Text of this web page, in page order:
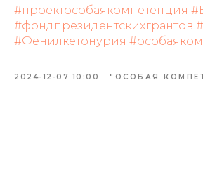
#проектособаякомпетенция
#фондпрезидентскихгрантов
#Фенилкетонурия
2024-12-07 10:00 "ОСОБАЯ